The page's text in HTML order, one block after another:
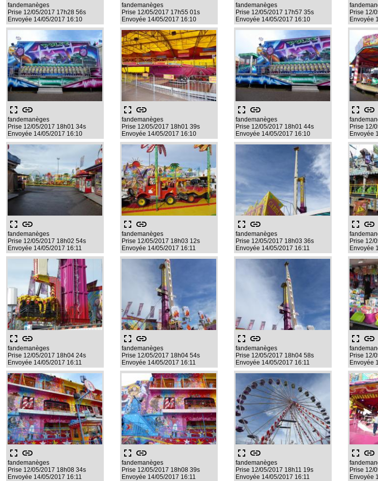
fandemanèges
Prise 12/05/2017 17h28 56s
Envoyée 14/05/2017 16:10
fandemanèges
Prise 12/05/2017 17h55 01s
Envoyée 14/05/2017 16:10
fandemanèges
Prise 12/05/2017 17h57 35s
Envoyée 14/05/2017 16:10
Prise 12/
Envoyée
fullscreen link
fandemanèges
Prise 12/05/2017 18h01 34s
Envoyée 14/05/2017 16:10
fullscreen link
fandemanèges
Prise 12/05/2017 18h01 39s
Envoyée 14/05/2017 16:10
fullscreen link
fandemanèges
Prise 12/05/2017 18h01 44s
Envoyée 14/05/2017 16:10
fullscreen link
Prise 12/
Envoyée
fullscreen link
fandemanèges
Prise 12/05/2017 18h02 54s
Envoyée 14/05/2017 16:11
fullscreen link
fandemanèges
Prise 12/05/2017 18h03 12s
Envoyée 14/05/2017 16:11
fullscreen link
fandemanèges
Prise 12/05/2017 18h03 36s
Envoyée 14/05/2017 16:11
fullscreen link
Prise 12/
Envoyée
fullscreen link
fandemanèges
Prise 12/05/2017 18h04 24s
Envoyée 14/05/2017 16:11
fullscreen link
fandemanèges
Prise 12/05/2017 18h04 54s
Envoyée 14/05/2017 16:11
fullscreen link
fandemanèges
Prise 12/05/2017 18h04 58s
Envoyée 14/05/2017 16:11
fullscreen link
Prise 12/
Envoyée
fullscreen link
fandemanèges
Prise 12/05/2017 18h08 34s
Envoyée 14/05/2017 16:11
fullscreen link
fandemanèges
Prise 12/05/2017 18h08 39s
Envoyée 14/05/2017 16:11
fullscreen link
fandemanèges
Prise 12/05/2017 18h11 19s
Envoyée 14/05/2017 16:11
fullscreen link
Prise 12/
Envoyée